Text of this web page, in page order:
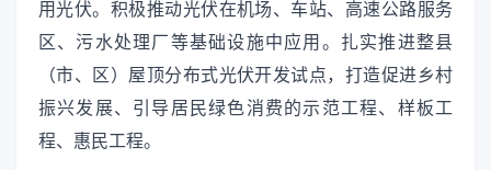
用光伏。积极推动光伏在机场、车站、高速公路服务
区、污水处理厂等基础设施中应用。扎实推进整县
（市、区）屋顶分布式光伏开发试点，打造促进乡村
振兴发展、引导居民绿色消费的示范工程、样板工
程、惠民工程。